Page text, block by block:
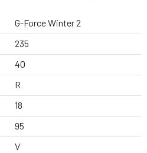
G-Force Winter 2
235
40
R
18
95
V